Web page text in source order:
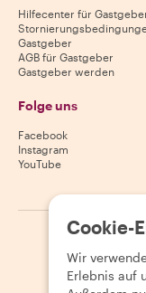
Hilfecenter für
Gastgeber
AGB für Gastgeber
Gastgeber werden
Folge uns
Facebook
Instagram
YouTube
Cookie-
Wir
Erlebnis auf